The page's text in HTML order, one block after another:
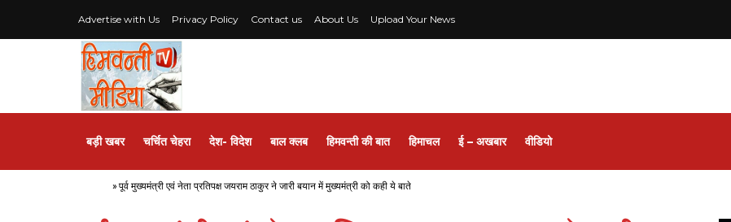
Advertise with Us Privacy Policy Contact us About Us Upload Your News
बड़ी खबर चर्चित चेहरा देश- विदेश बाल क्लब हिमवन्ती की बात हिमाचल ई – अखबार वीडियो
» पूर्व मुख्यमंत्री एवं नेता प्रतिपक्ष जयराम ठाकुर ने जारी बयान में मुख्यमंत्री को कही ये बाते